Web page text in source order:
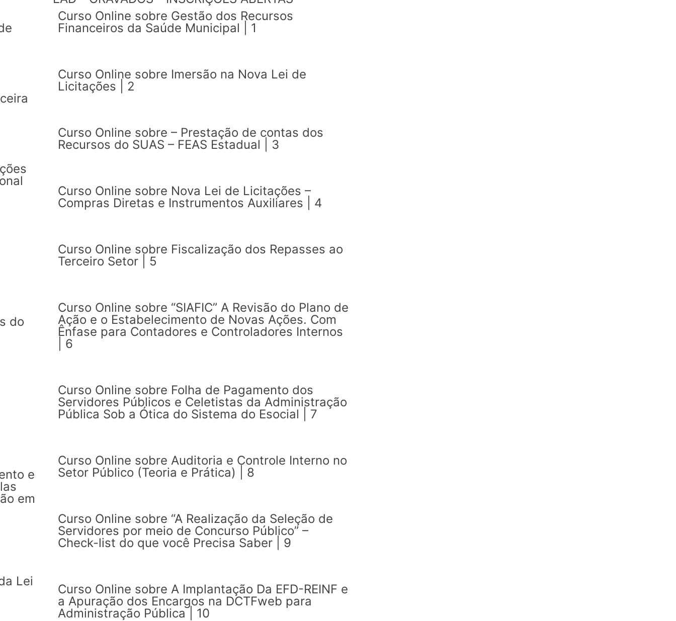
do
e
em
Lei
Curso Online sobre Gestão dos Recursos
Financeiros da Saúde Municipal | 1
Curso Online sobre Imersão na Nova Lei de
Licitações | 2
Curso Online sobre – Prestação de contas dos
Recursos do SUAS – FEAS Estadual | 3
Curso Online sobre Nova Lei de Licitações –
Compras Diretas e Instrumentos Auxiliares | 4
Curso Online sobre Fiscalização dos Repasses ao
Terceiro Setor | 5
Curso Online sobre “SIAFIC” A Revisão do Plano de
Ação e o Estabelecimento de Novas Ações. Com
Ênfase para Contadores e Controladores Internos
| 6
Curso Online sobre Folha de Pagamento dos
Servidores Públicos e Celetistas da Administração
Pública Sob a Ótica do Sistema do Esocial | 7
Curso Online sobre Auditoria e Controle Interno no
Setor Público (Teoria e Prática) | 8
Curso Online sobre “A Realização da Seleção de
Servidores por meio de Concurso Público” –
Check-list do que você Precisa Saber | 9
Curso Online sobre A Implantação Da EFD-REINF e
a Apuração dos Encargos na DCTFweb para
Administração Pública | 10